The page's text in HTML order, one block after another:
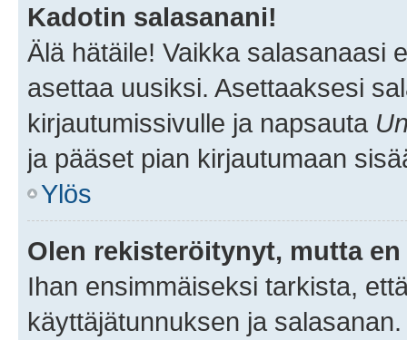
Kadotin salasanani!
Älä hätäile! Vaikka salasanaasi
asettaa uusiksi. Asettaaksesi
kirjautumissivulle ja napsauta
ja pääset pian kirjautumaan
Ylös
Olen rekisteröitynyt, mutta
Ihan ensimmäiseksi tarkista,
käyttäjätunnuksen ja